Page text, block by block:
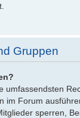
Gruppen
umfassendsten
im Forum
sperren,